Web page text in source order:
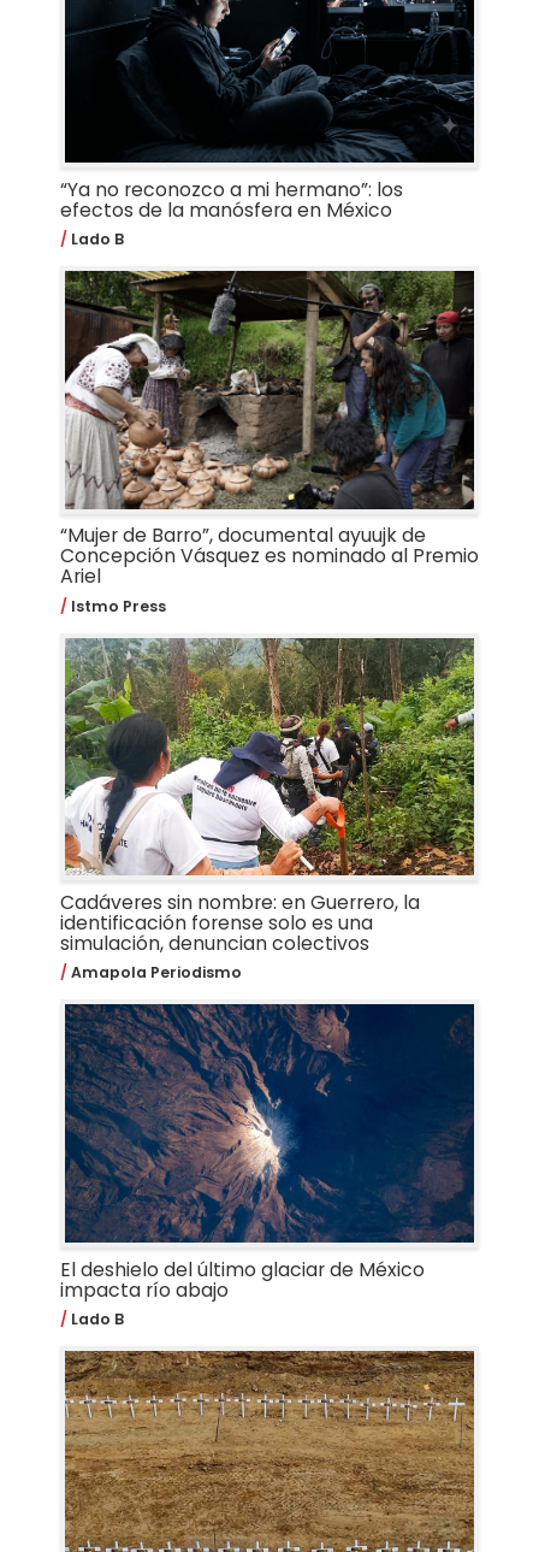
“Ya no reconozco a mi hermano”: los
efectos de la manósfera en México
Lado B
“Mujer de Barro”, documental ayuujk de
Concepción Vásquez es nominado al Premio
Ariel
Istmo Press
Cadáveres sin nombre: en Guerrero, la
identificación forense solo es una
simulación, denuncian colectivos
Amapola Periodismo
El deshielo del último glaciar de México
impacta río abajo
Lado B